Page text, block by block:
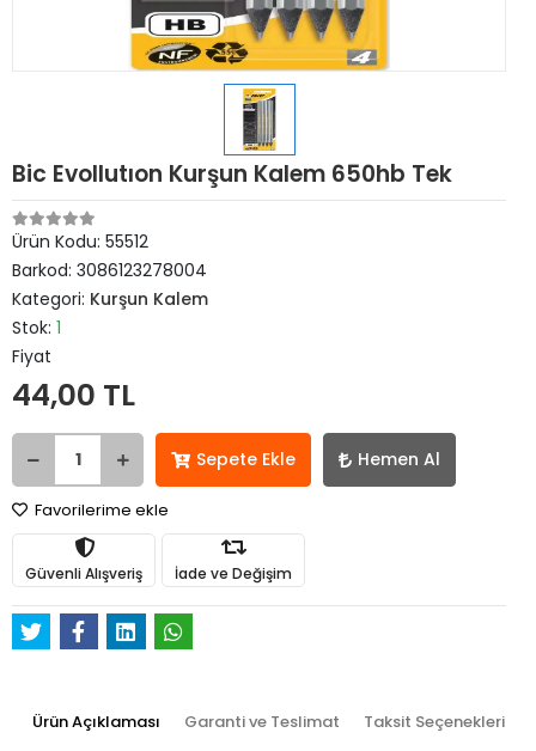
Bic Evollutıon Kurşun Kalem 650hb Tek
Ürün Kodu: 55512
Barkod: 3086123278004
Kategori: Kurşun Kalem
Stok: 1
Fiyat
44,00 TL
Sepete Ekle Hemen Al
Favorilerime ekle
Güvenli Alışveriş İade ve Değişim
Ürün Açıklaması Garanti ve Teslimat Taksit Seçenekleri